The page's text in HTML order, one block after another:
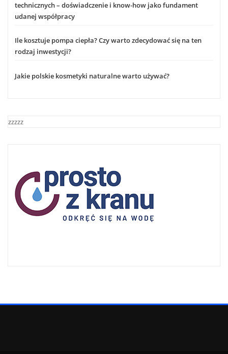
technicznych – doświadczenie i know-how jako fundament
udanej współpracy
Ile kosztuje pompa ciepła? Czy warto zdecydować się na ten
rodzaj inwestycji?
Jakie polskie kosmetyki naturalne warto używać?
zzzzz